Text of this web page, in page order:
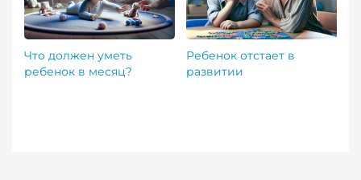
Что должен уметь
ребенок в месяц?
Ребенок отстает в
развитии